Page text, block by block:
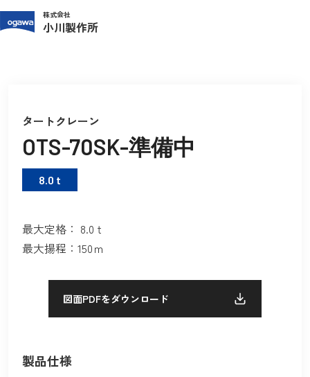
株式会社
小川製作所
タートクレーン
OTS-70SK-準備中
8.0 t
最大定格： 8.0ｔ
最大揚程：150ｍ
図面PDFをダウンロード
製品仕様